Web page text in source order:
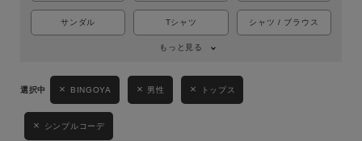
サンダル Tシャツ シャツ / ブラウス
もっと見る
BINGOYA 男性 トップス
シンプルコーデ